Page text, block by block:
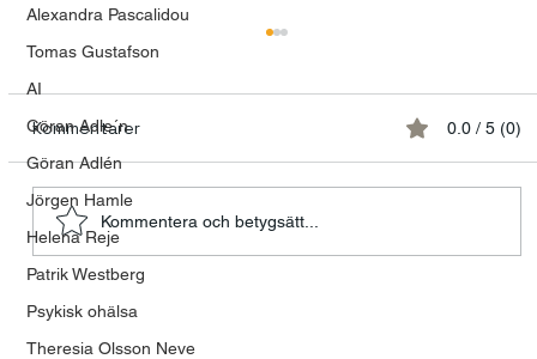
Alexandra Pascalidou
Tomas Gustafson
AI
Göran Adle´n
Göran Adlén
Jörgen Hamle
Helena Reje
Patrik Westberg
Psykisk ohälsa
Theresia Olsson Neve
Modet att våga vara mänsklig
Kommentarer 0.0 / 5 (0)
Kommentera och betygsätt...